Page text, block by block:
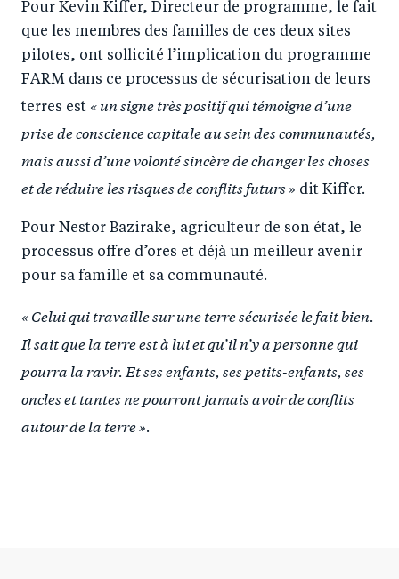
Pour Kevin Kiffer, Directeur de programme, le fait
que les membres des familles de ces deux sites
pilotes, ont sollicité l’implication du programme
FARM dans ce processus de sécurisation de leurs
terres est « un signe très positif qui témoigne d’une
prise de conscience capitale au sein des communautés,
mais aussi d’une volonté sincère de changer les choses
et de réduire les risques de conflits futurs » dit Kiffer.
Pour Nestor Bazirake, agriculteur de son état, le
processus offre d’ores et déjà un meilleur avenir
pour sa famille et sa communauté.
« Celui qui travaille sur une terre sécurisée le fait bien.
Il sait que la terre est à lui et qu’il n’y a personne qui
pourra la ravir. Et ses enfants, ses petits-enfants, ses
oncles et tantes ne pourront jamais avoir de conflits
autour de la terre ».